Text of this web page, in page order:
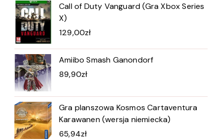
Call of Duty Vanguard (Gra Xbox Series
X)
129,00zł
Amiibo Smash Ganondorf
89,90zł
Gra planszowa Kosmos Cartaventura
Karawanen (wersja niemiecka)
65,94zł